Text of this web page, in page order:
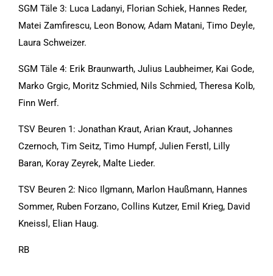
SGM Täle 3: Luca Ladanyi, Florian Schiek, Hannes Reder,
Matei Zamfirescu, Leon Bonow, Adam Matani, Timo Deyle,
Laura Schweizer.
SGM Täle 4: Erik Braunwarth, Julius Laubheimer, Kai Gode,
Marko Grgic, Moritz Schmied, Nils Schmied, Theresa Kolb,
Finn Werf.
TSV Beuren 1: Jonathan Kraut, Arian Kraut, Johannes
Czernoch, Tim Seitz, Timo Humpf, Julien Ferstl, Lilly
Baran, Koray Zeyrek, Malte Lieder.
TSV Beuren 2: Nico Ilgmann, Marlon Haußmann, Hannes
Sommer, Ruben Forzano, Collins Kutzer, Emil Krieg, David
Kneissl, Elian Haug.
RB